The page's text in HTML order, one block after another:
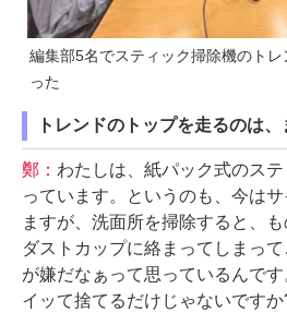
編集部5名でスティック掃除機のト
った
トレンドのトップを走るのは
鄭： わたしは、紙パック式のス
っています。というのも、今は
ますが、洗面所を掃除すると、
ダストカップに絡まってしまっ
が嫌だなぁって思っているんで
イッて捨てるだけじゃないです